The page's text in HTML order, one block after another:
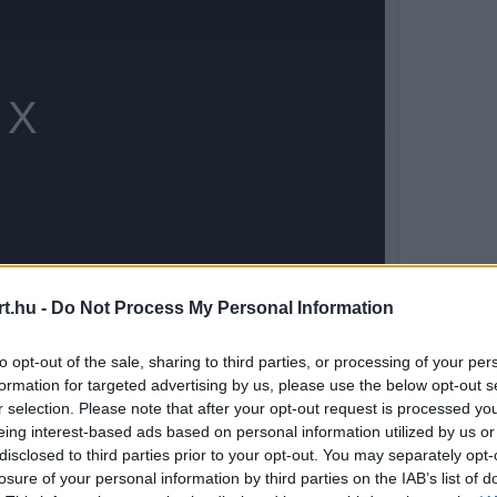
- Do Not Process My Personal Information
opt-out of the sale, sharing to third parties, or processing of your
for targeted advertising by us, please use the below opt-out
selection. Please note that after your opt-out request is processed
interest-based ads based on personal information utilized by us
to third parties prior to your opt-out. You may separately
of your personal information by third parties on the IAB’s list of
az új motorformulák és a radikálisan
lapot osztottak a csapatoknak. Az aktív
kezébe is új fegyvert adott, ugyanis a